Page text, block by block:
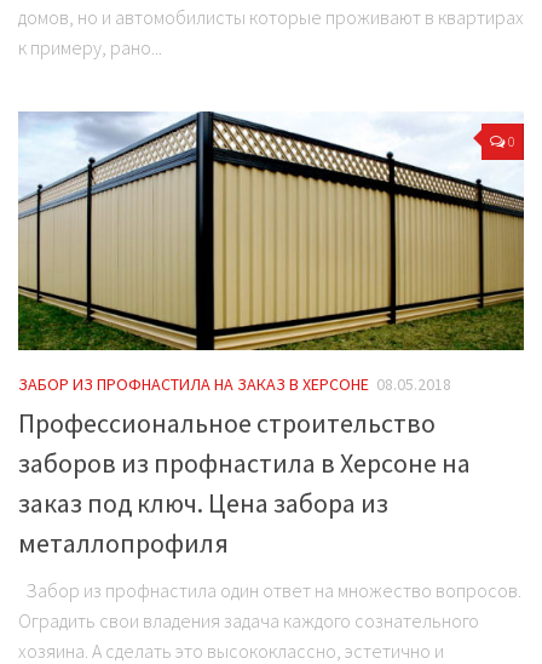
домов, но и автомобилисты которые проживают в квартирах
к примеру, рано...
0
ЗАБОР ИЗ ПРОФНАСТИЛА НА ЗАКАЗ В ХЕРСОНЕ 08.05.2018
Профессиональное строительство
заборов из профнастила в Херсоне на
заказ под ключ. Цена забора из
металлопрофиля
Забор из профнастила один ответ на множество вопросов.
Оградить свои владения задача каждого сознательного
хозяина. А сделать это высококлассно, эстетично и